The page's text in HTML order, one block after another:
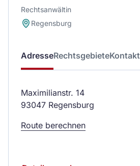
Rechtsanwältin
Regensburg
AdresseRechtsgebieteKontakt
Maximilianstr. 14
93047 Regensburg
Route berechnen